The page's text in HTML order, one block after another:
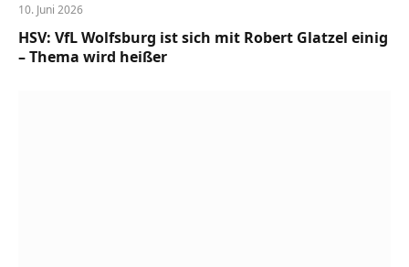
10. Juni 2026
HSV: VfL Wolfsburg ist sich mit Robert Glatzel einig
– Thema wird heißer